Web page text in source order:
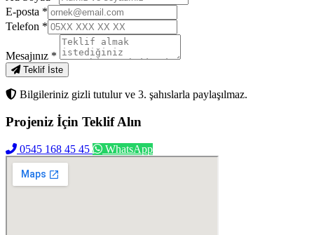
E-posta *
Telefon *
Mesajınız *
Teklif İste
Bilgileriniz gizli tutulur ve 3. şahıslarla paylaşılmaz.
Projeniz İçin Teklif Alın
0545 168 45 45 WhatsApp